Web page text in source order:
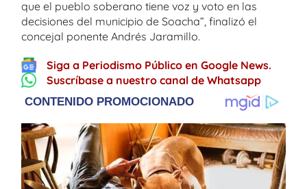
que el pueblo soberano tiene voz y voto en las
decisiones del municipio de Soacha”, finalizó el
concejal ponente Andrés Jaramillo.
Siga a Periodismo Público en Google News.
Suscríbase a nuestro canal de Whatsapp